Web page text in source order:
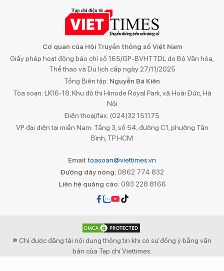
Cơ quan của Hội Truyền thông số Việt Nam
Giấy phép hoạt động báo chí số 165/GP-BVHTTDL do Bộ Văn hóa,
Thể thao và Du lịch cấp ngày 27/11/2025
Tổng Biên tập: Nguyễn Bá Kiên
Tòa soạn: LK16-18, Khu đô thị Hinode Royal Park, xã Hoài Đức, Hà
Nội
Điện thoại/fax: (024)32 151175
VP đại diện tại miền Nam: Tầng 3, số 54, đường C1, phường Tân
Bình, TP.HCM
Email:toasoan@viettimes.vn
Đường dây nóng: 0862 774 832
Liên hệ quảng cáo:093 228 8166
® Chỉ được đăng tải nội dung thông tin khi có sự đồng ý bằng văn
bản của Tạp chí Viettimes.